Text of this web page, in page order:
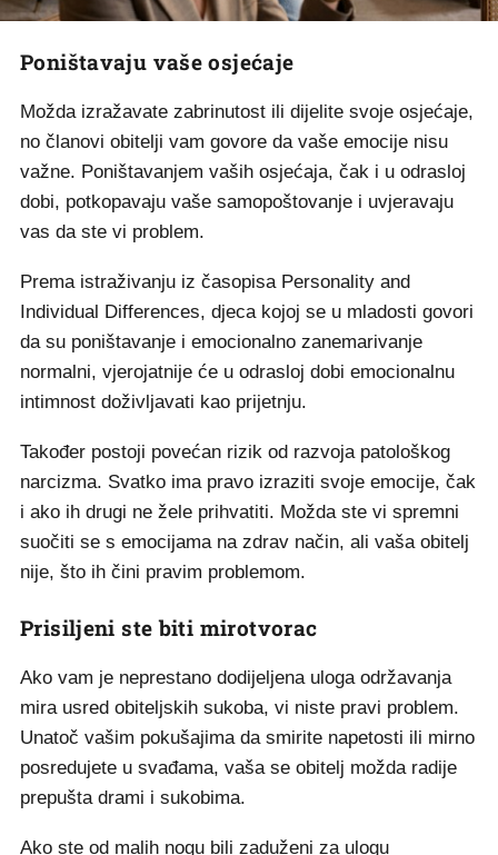
Poništavaju vaše osjećaje
Možda izražavate zabrinutost ili dijelite svoje osjećaje,
no članovi obitelji vam govore da vaše emocije nisu
važne. Poništavanjem vaših osjećaja, čak i u odrasloj
dobi, potkopavaju vaše samopoštovanje i uvjeravaju
vas da ste vi problem.
Prema istraživanju iz časopisa Personality and
Individual Differences, djeca kojoj se u mladosti govori
da su poništavanje i emocionalno zanemarivanje
normalni, vjerojatnije će u odrasloj dobi emocionalnu
intimnost doživljavati kao prijetnju.
Također postoji povećan rizik od razvoja patološkog
narcizma. Svatko ima pravo izraziti svoje emocije, čak
i ako ih drugi ne žele prihvatiti. Možda ste vi spremni
suočiti se s emocijama na zdrav način, ali vaša obitelj
nije, što ih čini pravim problemom.
Prisiljeni ste biti mirotvorac
Ako vam je neprestano dodijeljena uloga održavanja
mira usred obiteljskih sukoba, vi niste pravi problem.
Unatoč vašim pokušajima da smirite napetosti ili mirno
posredujete u svađama, vaša se obitelj možda radije
prepušta drami i sukobima.
Ako ste od malih nogu bili zaduženi za ulogu